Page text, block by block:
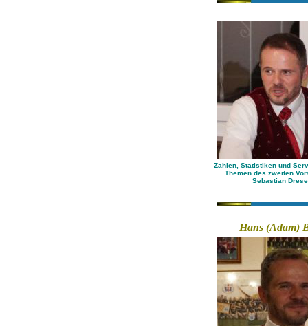
Zahlen, Statistiken und
Themen des zweiten
Sebastian
Hans (Adam)